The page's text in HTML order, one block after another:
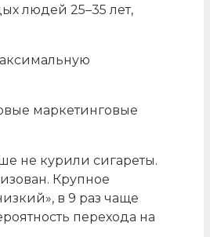
людей 25–35 лет,
маркетинговые
не курили сигареты.
Крупное
в 9 раз чаще
перехода на